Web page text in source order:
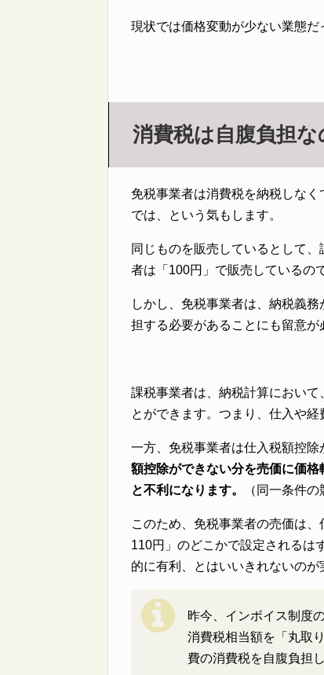
現状では価格変動が少ない業態だ
消費税は自腹負担
免税事業者は消費税を納税しな
では、という気もします。
同じものを販売しているとして
者は「100円」で販売しているの
しかし、免税事業者は、納税義
担する必要があることにも留意が
課税事業者は、納税計算におい
とができます。つまり、仕入や経
一方、免税事業者は仕入税額控除
額控除ができない分を売価に価
と不利になります。
（同一条件
このため、免税事業者の売価は
110円」のどこかで設定されるは
的に有利、とはいいきれないのが
昨今、インボイス制度
消費税相当額を「丸取
費の消費税を自腹負担